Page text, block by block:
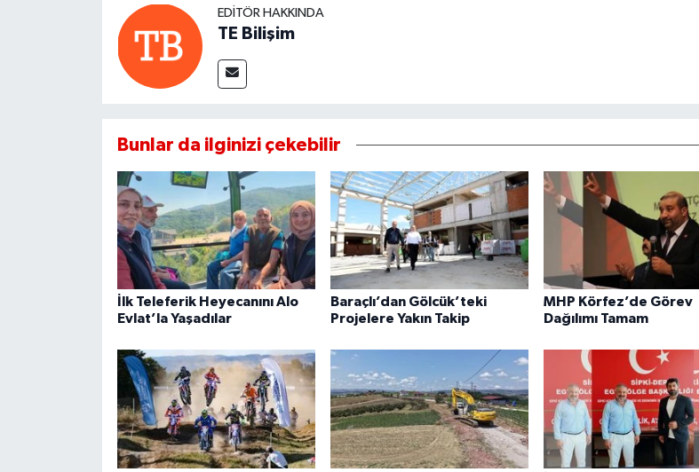
EDITÖR HAKKINDA
TE Bilişim
Bunlar da ilginizi çekebilir
İlk Teleferik Heyecanını Alo
Evlat’la Yaşadılar
Baraçlı’dan Gölcük’teki
Projelere Yakın Takip
MHP Körfez’de Görev
Dağılımı Tamam